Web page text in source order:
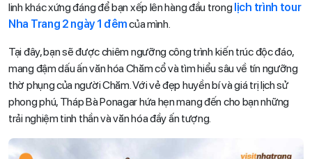
linh khác xứng đáng để bạn xếp lên hàng đầu trong lịch trình tour
Nha Trang 2 ngày 1 đêmcủa mình.
Tại đây, bạn sẽ được chiêm ngưỡng công trình kiến trúc độc đáo,
mang đậm dấu ấn văn hóa Chăm cổ và tìm hiểu sâu về tín ngưỡng
thờ phụng của người Chăm. Với vẻ đẹp huyền bí và giá trị lịch sử
phong phú, Tháp Bà Ponagar hứa hẹn mang đến cho bạn những
trải nghiệm tinh thần và văn hóa đầy ấn tượng.